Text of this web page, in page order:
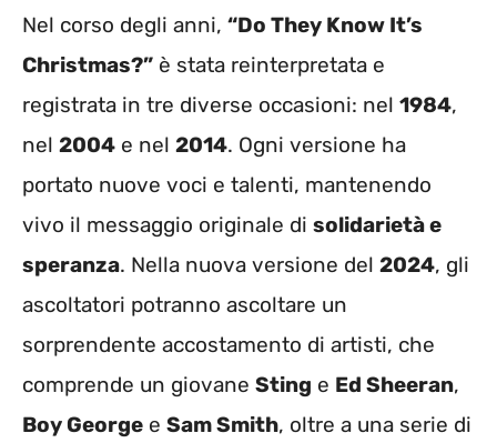
Nel corso degli anni, “Do They Know It’s
Christmas?” è stata reinterpretata e
registrata in tre diverse occasioni: nel 1984,
nel 2004 e nel 2014. Ogni versione ha
portato nuove voci e talenti, mantenendo
vivo il messaggio originale di solidarietà e
speranza. Nella nuova versione del 2024, gli
ascoltatori potranno ascoltare un
sorprendente accostamento di artisti, che
comprende un giovane Sting e Ed Sheeran,
Boy George e Sam Smith, oltre a una serie di